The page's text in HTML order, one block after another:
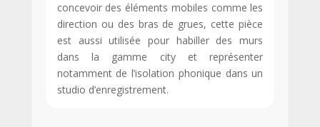
concevoir des éléments mobiles comme les
direction ou des bras de grues, cette pièce
est aussi utilisée pour habiller des murs
dans la gamme city et représenter
notamment de l’isolation phonique dans un
studio d’enregistrement.